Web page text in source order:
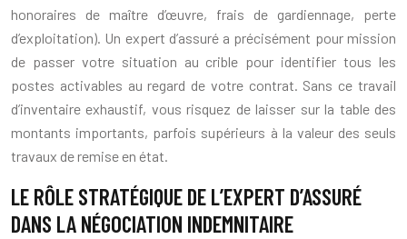
honoraires de maître d’œuvre, frais de gardiennage, perte
d’exploitation). Un expert d’assuré a précisément pour mission
de passer votre situation au crible pour identifier tous les
postes activables au regard de votre contrat. Sans ce travail
d’inventaire exhaustif, vous risquez de laisser sur la table des
montants importants, parfois supérieurs à la valeur des seuls
travaux de remise en état.
LE RÔLE STRATÉGIQUE DE L’EXPERT D’ASSURÉ
DANS LA NÉGOCIATION INDEMNITAIRE